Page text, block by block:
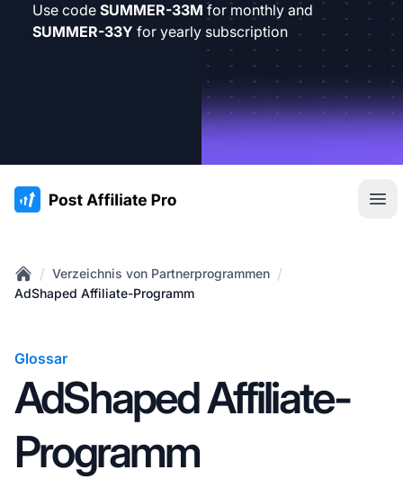
Use code SUMMER-33M for monthly and
SUMMER-33Y for yearly subscription
:site.title
Home
/ Verzeichnis von Partnerprogrammen /
AdShaped Affiliate-Programm
Glossar
AdShaped Affiliate-
Programm